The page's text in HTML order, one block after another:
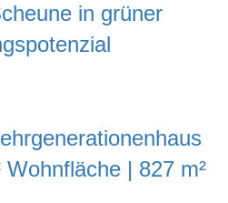
in grüner
| 827 m²